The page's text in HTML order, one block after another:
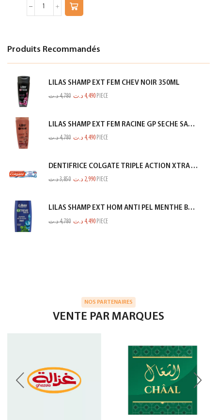
Produits Recommandés
LILAS SHAMP EXT FEM CHEV NOIR 350ML
4,780د.ت 4,490 د.ت PIECE
LILAS SHAMP EXT FEM RACINE GP SECHE SAUMON 350ML
4,780د.ت 4,490 د.ت PIECE
DENTIFRICE COLGATE TRIPLE ACTION XTRA WHITE 75ML
3,850د.ت 2,990 د.ت PIECE
LILAS SHAMP EXT HOM ANTI PEL MENTHE BLEU 350ML
4,780د.ت 4,490 د.ت PIECE
NOS PARTENAIRES
VENTE PAR MARQUES